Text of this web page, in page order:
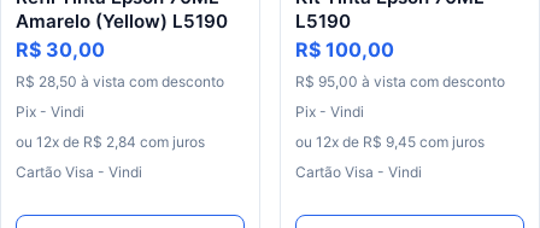
Amarelo (Yellow) L5190
R$ 30,00
R$ 28,50 à vista com desconto
Pix - Vindi
ou 12x de R$ 2,84 com juros
Cartão Visa - Vindi
L5190
R$ 100,00
R$ 95,00 à vista com desconto
Pix - Vindi
ou 12x de R$ 9,45 com juros
Cartão Visa - Vindi